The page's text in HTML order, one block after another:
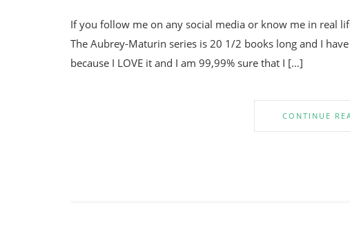
If you follow me on any social media or know me in real
The Aubrey-Maturin series is 20 1/2 books long and I
because I LOVE it and I am 99,99% sure that I […]
CONTINUE